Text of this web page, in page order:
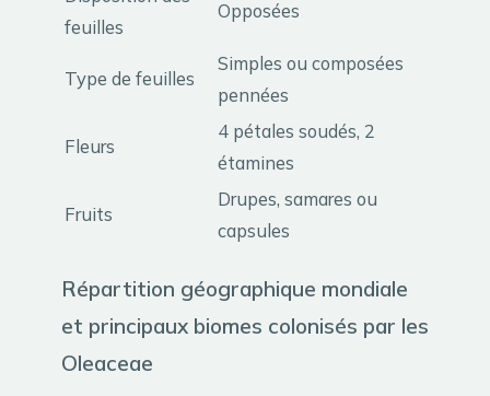
feuilles
Opposées
Type de feuilles
Simples ou composées
pennées
Fleurs
4 pétales soudés, 2
étamines
Fruits
Drupes, samares ou
capsules
Répartition géographique mondiale
et principaux biomes colonisés par les
Oleaceae